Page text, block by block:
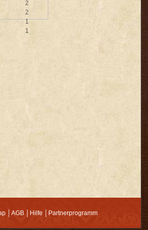
2
2
1
1
│ AGB│ Hilfe Partnerprogramm